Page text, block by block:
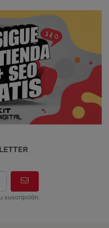
Palbin.com
suscripción.